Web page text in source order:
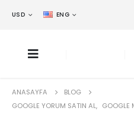
USD ENG
ANASAYFA
BLOG
GOOGLE YORUM SATIN AL, GOOGLE